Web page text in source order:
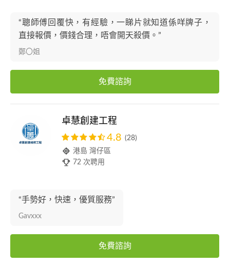
“聰師傅回覆快，有經驗，一睇片就知道係咩牌子，
直接報價，價錢合理，唔會開天殺價。”
鄭〇姐
免費諮詢
卓慧創建工程
4.8 (28)
港島 灣仔區
72 次聘用
“手勢好，快速，優質服務”
Gavxxx
免費諮詢